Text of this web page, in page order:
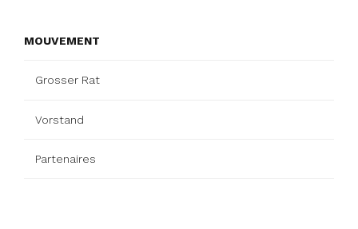
MOUVEMENT
Grosser Rat
Vorstand
Partenaires